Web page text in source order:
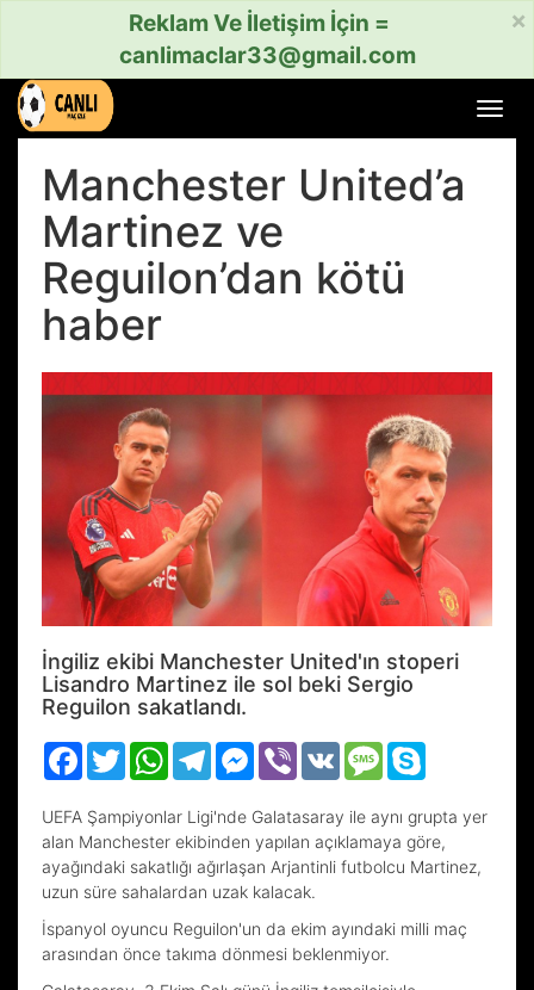
×
Reklam Ve İletişim İçin =
canlimaclar33@gmail.com
aç
Manchester United’a
Martinez ve
Reguilon’dan kötü
haber
İngiliz ekibi Manchester United'ın stoperi
Lisandro Martinez ile sol beki Sergio
Reguilon sakatlandı.
Facebook
TwitterWhatsAppTelegramMessenger
Viber VK Message
UEFA Şampiyonlar Ligi'nde Galatasaray ile aynı grupta yer
alan Manchester ekibinden yapılan açıklamaya göre,
ayağındaki sakatlığı ağırlaşan Arjantinli futbolcu Martinez,
uzun süre sahalardan uzak kalacak.
İspanyol oyuncu Reguilon'un da ekim ayındaki milli maç
arasından önce takıma dönmesi beklenmiyor.